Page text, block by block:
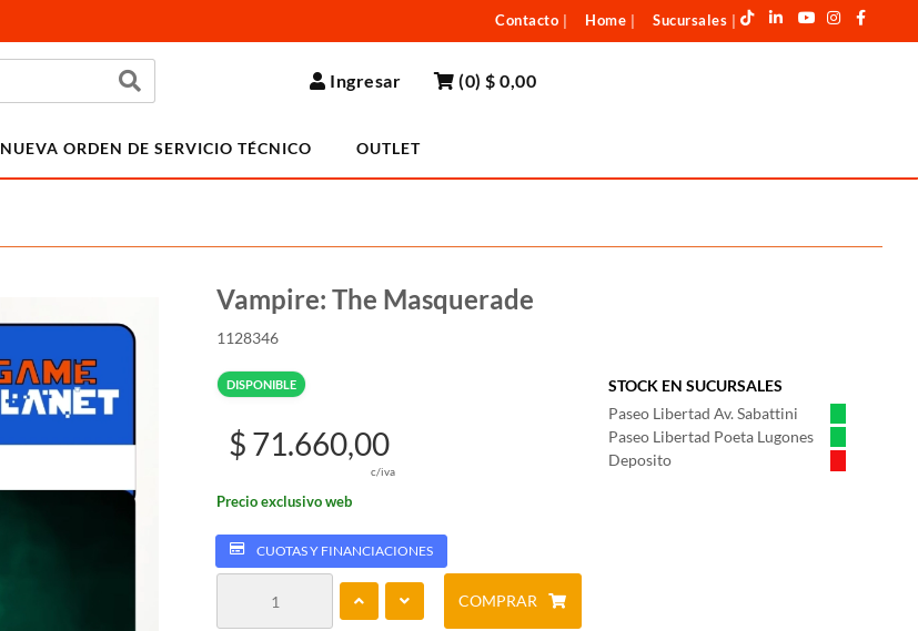
Contacto Home Sucursales
Ingresar (0)$ 0,00
NUEVA ORDEN DE SERVICIO TÉCNICO OUTLET
Vampire: The Masquerade
1128346
DISPONIBLE
STOCK EN SUCURSALES
Paseo Libertad Av. Sabattini
Paseo Libertad Poeta Lugones
Deposito
$ 71.660,00
c/iva
Precio exclusivo web
CUOTAS Y FINANCIACIONES
COMPRAR